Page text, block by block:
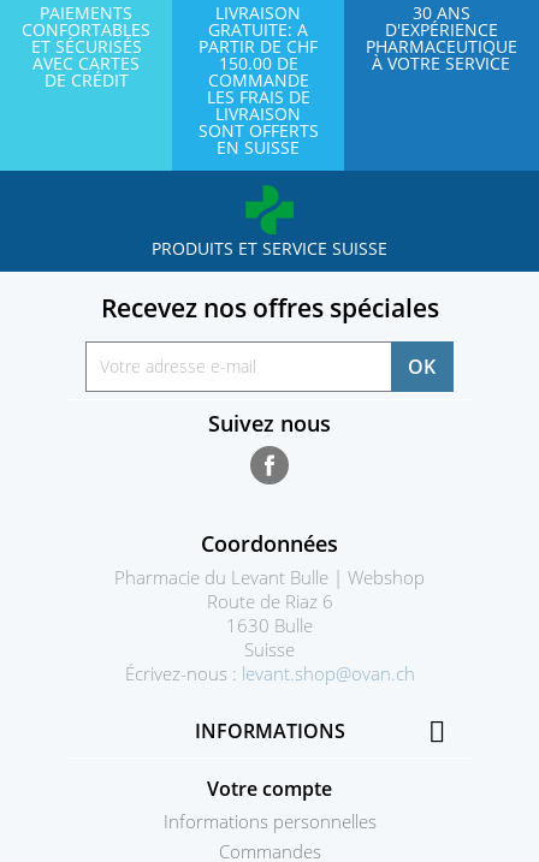
PAIEMENTS
CONFORTABLES
ET SÉCURISÉS
AVEC CARTES
DE CRÉDIT
LIVRAISON
GRATUITE: A
PARTIR DE CHF
150.00 DE
COMMANDE
LES FRAIS DE
LIVRAISON
SONT OFFERTS
EN SUISSE
30 ANS
D'EXPÉRIENCE
PHARMACEUTIQUE
À VOTRE SERVICE
PRODUITS ET SERVICE SUISSE
Recevez nos offres spéciales
Suivez nous
Coordonnées
Pharmacie du Levant Bulle | Webshop
Route de Riaz 6
1630 Bulle
Suisse
Écrivez-nous : levant.shop@ovan.ch
INFORMATIONS 
Votre compte
Informations personnelles
Commandes